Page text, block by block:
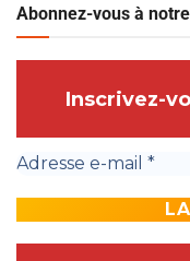
Abonnez-vous à
Inscrivez-